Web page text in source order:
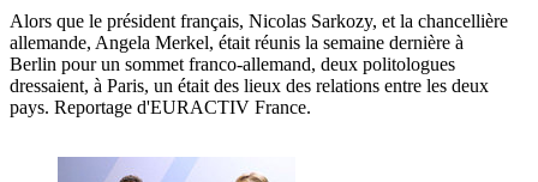
Alors que le président français, Nicolas Sarkozy, et la chancellière
allemande, Angela Merkel, était réunis la semaine dernière à
Berlin pour un sommet franco-allemand, deux politologues
dressaient, à Paris, un était des lieux des relations entre les deux
pays. Reportage d'EURACTIV France.